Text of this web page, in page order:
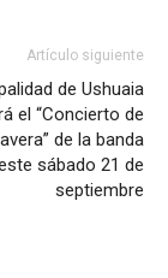
Artículo siguiente
de Ushuaia
el “Concierto de
de la banda
sábado 21 de
septiembre